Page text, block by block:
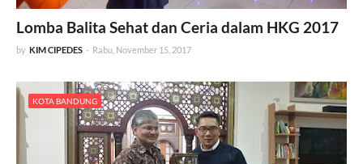
Lomba Balita Sehat dan Ceria dalam HKG 2017
by KIM CIPEDES - Rabu, November 15, 2017
KOTA BANDUNG